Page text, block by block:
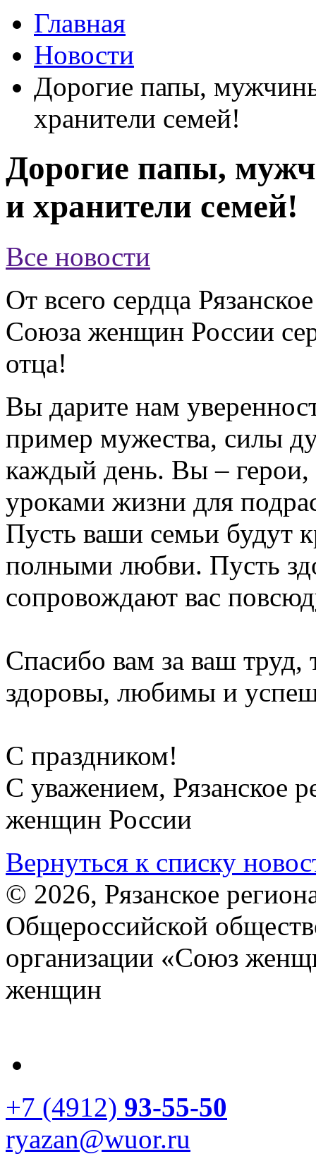
Главная
Новости
Дорогие папы,
хранители семей!
Дорогие папы,
и хранители семей!
Все новости
От всего сердца
Союза женщин России
отца!
Вы дарите нам
пример мужества, силы
каждый день. Вы – герои,
уроками жизни для
Пусть ваши семьи будут
полными любви. Пусть
сопровождают вас
Спасибо вам за ваш труд,
здоровы, любимы и
С праздником!
С уважением, Рязанское
женщин России
Вернуться к списку
© 2026, Рязанское
Общероссийской
организации «Союз
женщин
+7 (4912) 93-55-50
ryazan@wuor.ru